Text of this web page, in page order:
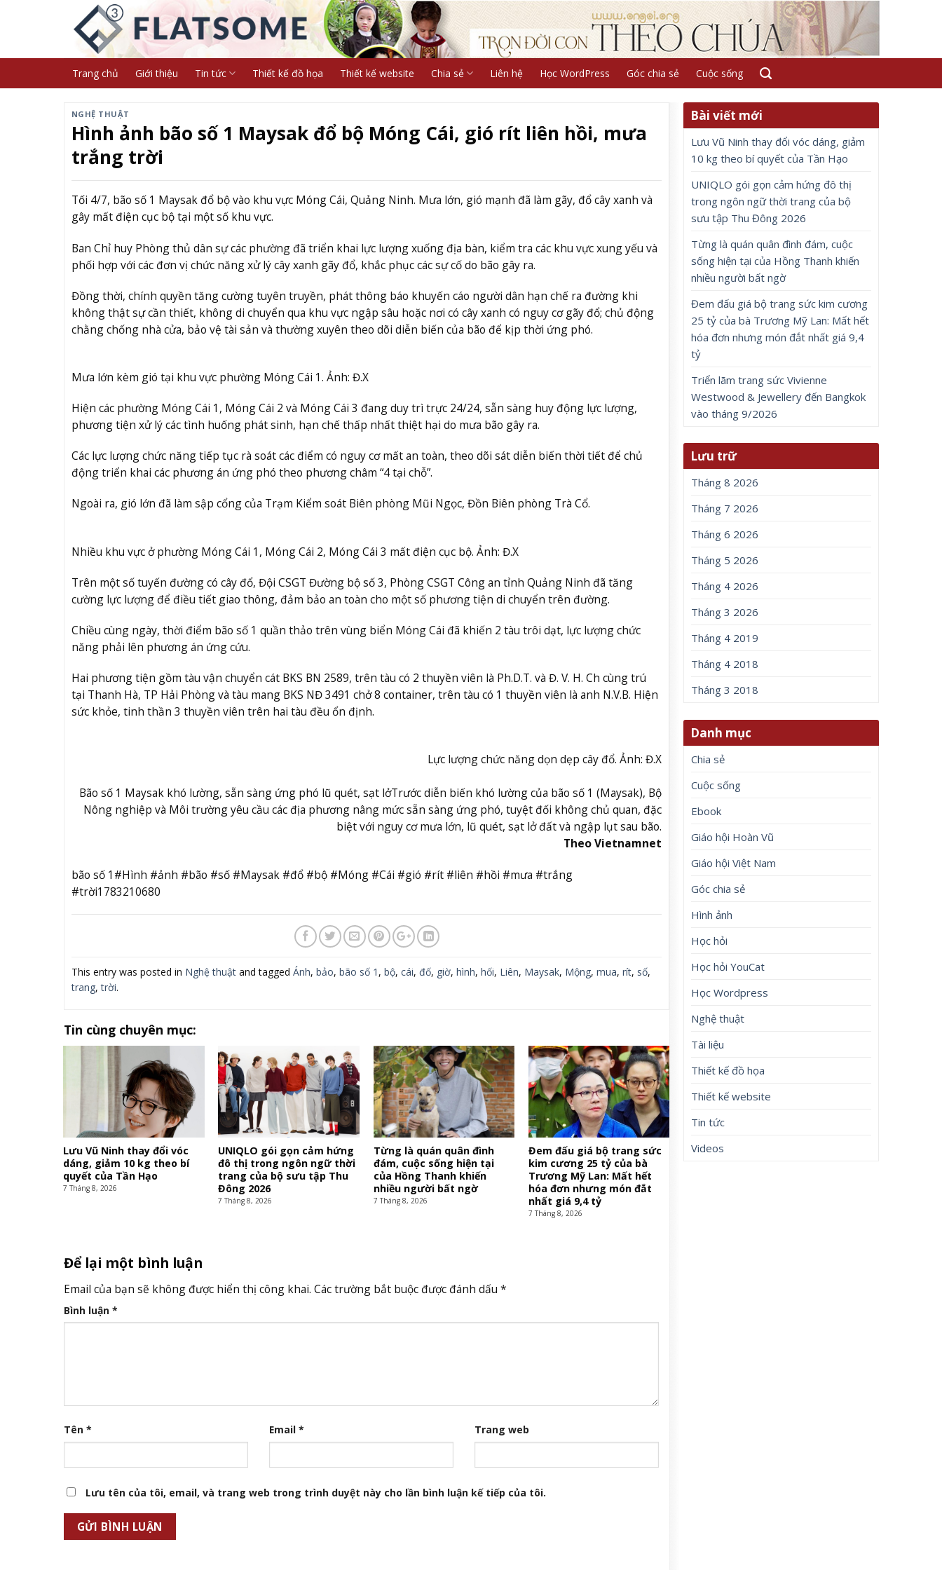
Trang chủ Giới thiệu Tin tức Thiết kế đồ họa Thiết kế website Chia sẻ Liên hệ Học WordPress Góc chia sẻ Cuộc sống
NGHỆ THUẬT
Hình ảnh bão số 1 Maysak đổ bộ Móng Cái, gió rít liên hồi, mưa
trắng trời
Tối 4/7, bão số 1 Maysak đổ bộ vào khu vực Móng Cái, Quảng Ninh. Mưa lớn, gió mạnh đã làm gãy, đổ cây xanh và
gây mất điện cục bộ tại một số khu vực.
Ban Chỉ huy Phòng thủ dân sự các phường đã triển khai lực lượng xuống địa bàn, kiểm tra các khu vực xung yếu và
phối hợp với các đơn vị chức năng xử lý cây xanh gãy đổ, khắc phục các sự cố do bão gây ra.
Đồng thời, chính quyền tăng cường tuyên truyền, phát thông báo khuyến cáo người dân hạn chế ra đường khi
không thật sự cần thiết, không di chuyển qua khu vực ngập sâu hoặc nơi có cây xanh có nguy cơ gãy đổ; chủ động
chằng chống nhà cửa, bảo vệ tài sản và thường xuyên theo dõi diễn biến của bão để kịp thời ứng phó.
Mưa lớn kèm gió tại khu vực phường Móng Cái 1. Ảnh: Đ.X
Hiện các phường Móng Cái 1, Móng Cái 2 và Móng Cái 3 đang duy trì trực 24/24, sẵn sàng huy động lực lượng,
phương tiện xử lý các tình huống phát sinh, hạn chế thấp nhất thiệt hại do mưa bão gây ra.
Các lực lượng chức năng tiếp tục rà soát các điểm có nguy cơ mất an toàn, theo dõi sát diễn biến thời tiết để chủ
động triển khai các phương án ứng phó theo phương châm “4 tại chỗ”.
Ngoài ra, gió lớn đã làm sập cổng của Trạm Kiểm soát Biên phòng Mũi Ngọc, Đồn Biên phòng Trà Cổ.
Nhiều khu vực ở phường Móng Cái 1, Móng Cái 2, Móng Cái 3 mất điện cục bộ. Ảnh: Đ.X
Trên một số tuyến đường có cây đổ, Đội CSGT Đường bộ số 3, Phòng CSGT Công an tỉnh Quảng Ninh đã tăng
cường lực lượng để điều tiết giao thông, đảm bảo an toàn cho một số phương tiện di chuyển trên đường.
Chiều cùng ngày, thời điểm bão số 1 quần thảo trên vùng biển Móng Cái đã khiến 2 tàu trôi dạt, lực lượng chức
năng phải lên phương án ứng cứu.
Hai phương tiện gồm tàu vận chuyển cát BKS BN 2589, trên tàu có 2 thuyền viên là Ph.D.T. và Đ. V. H. Ch cùng trú
tại Thanh Hà, TP Hải Phòng và tàu mang BKS NĐ 3491 chở 8 container, trên tàu có 1 thuyền viên là anh N.V.B. Hiện
sức khỏe, tinh thần 3 thuyền viên trên hai tàu đều ổn định.
Lực lượng chức năng dọn dẹp cây đổ. Ảnh: Đ.X
Bão số 1 Maysak khó lường, sẵn sàng ứng phó lũ quét, sạt lởTrước diễn biến khó lường của bão số 1 (Maysak), Bộ
Nông nghiệp và Môi trường yêu cầu các địa phương nâng mức sẵn sàng ứng phó, tuyệt đối không chủ quan, đặc
biệt với nguy cơ mưa lớn, lũ quét, sạt lở đất và ngập lụt sau bão.
Theo Vietnamnet
bão số 1#Hình #ảnh #bão #số #Maysak #đổ #bộ #Móng #Cái #gió #rít #liên #hồi #mưa #trắng
#trời1783210680
This entry was posted in Nghệ thuậtand tagged Ánh, bảo, bão số 1 , bộ, cái, đố, giờ, hình, hối, Liên, Maysak, Mộng, mua, rít, số,
trang,trời.
Tin cùng chuyên mục:
Lưu Vũ Ninh thay đổi vóc
dáng, giảm 10 kg theo bí
quyết của Tần Hạo
7 Tháng 8, 2026
UNIQLO gói gọn cảm hứng
đô thị trong ngôn ngữ thời
trang của bộ sưu tập Thu
Đông 2026
7 Tháng 8, 2026
Từng là quán quân đình
đám, cuộc sống hiện tại
của Hồng Thanh khiến
nhiều người bất ngờ
7 Tháng 8, 2026
Đem đấu giá bộ trang sức
kim cương 25 tỷ của bà
Trương Mỹ Lan: Mất hết
hóa đơn nhưng món đắt
nhất giá 9,4 tỷ
7 Tháng 8, 2026
Để lại một bình luận
Email của bạn sẽ không được hiển thị công khai. Các trường bắt buộc được đánh dấu *
Bình luận *
Tên * Email * Trang web
Lưu tên của tôi, email, và trang web trong trình duyệt này cho lần bình luận kế tiếp của tôi.
Bài viết mới
Lưu Vũ Ninh thay đổi vóc dáng, giảm
10 kg theo bí quyết của Tần Hạo
UNIQLO gói gọn cảm hứng đô thị
trong ngôn ngữ thời trang của bộ
sưu tập Thu Đông 2026
Từng là quán quân đình đám, cuộc
sống hiện tại của Hồng Thanh khiến
nhiều người bất ngờ
Đem đấu giá bộ trang sức kim cương
25 tỷ của bà Trương Mỹ Lan: Mất hết
hóa đơn nhưng món đắt nhất giá 9,4
tỷ
Triển lãm trang sức Vivienne
Westwood & Jewellery đến Bangkok
vào tháng 9/2026
Lưu trữ
Tháng 8 2026
Tháng 7 2026
Tháng 6 2026
Tháng 5 2026
Tháng 4 2026
Tháng 3 2026
Tháng 4 2019
Tháng 4 2018
Tháng 3 2018
Danh mục
Chia sẻ
Cuộc sống
Ebook
Giáo hội Hoàn Vũ
Giáo hội Việt Nam
Góc chia sẻ
Hình ảnh
Học hỏi
Học hỏi YouCat
Học Wordpress
Nghệ thuật
Tài liệu
Thiết kế đồ họa
Thiết kế website
Tin tức
Videos